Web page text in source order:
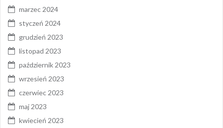
marzec 2024
styczeń 2024
grudzień 2023
listopad 2023
październik 2023
wrzesień 2023
czerwiec 2023
maj 2023
kwiecień 2023